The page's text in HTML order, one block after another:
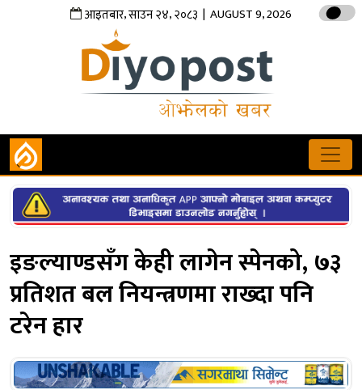
आइतबार,साउन२४,२०८३ | AUGUST 9, 2026
इङल्याण्डसँग केही लागेन स्पेनको, ७३
प्रतिशत बल नियन्त्रणमा राख्दा पनि
टरेन हार